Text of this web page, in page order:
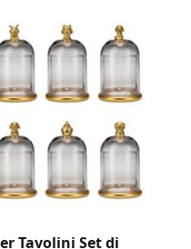
Tavolini Set di